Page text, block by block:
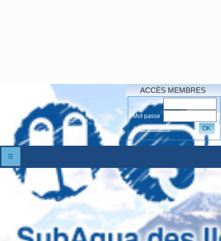
ACCÈS MEMBRES
Login
Mot passe
Accés oubliés
OK
☰